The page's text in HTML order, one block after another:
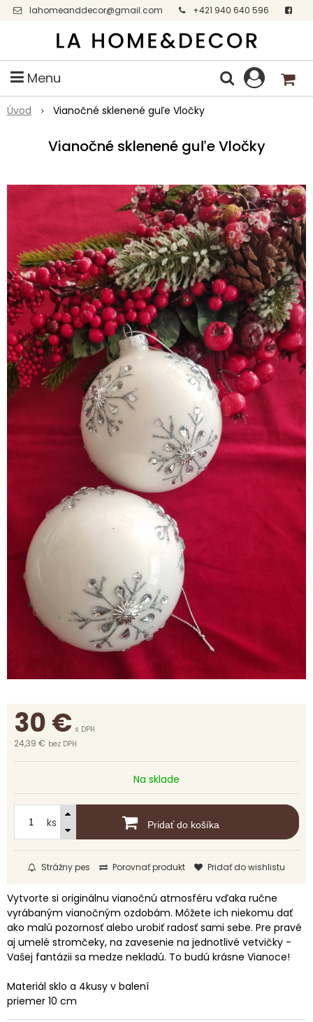
lahomeanddecor@gmail.com
+421 940 640 596
Facebook
Menu
Úvod Vianočné sklenené guľe Vločky
Vianočné sklenené guľe Vločky
30€ s DPH
24,39 € bez DPH
Na sklade
ks Pridať do košíka
Strážny pes Porovnať produkt Pridať do wishlistu
Vytvorte si originálnu vianočnú atmosféru vďaka ručne
vyrábaným vianočným ozdobám. Môžete ich niekomu dať
ako malú pozornosť alebo urobiť radosť sami sebe. Pre pravé
aj umelé stromčeky, na zavesenie na jednotlivé vetvičky -
Vašej fantázii sa medze nekladú. To budú krásne Vianoce!
Materiál sklo a 4kusy v balení
priemer 10 cm